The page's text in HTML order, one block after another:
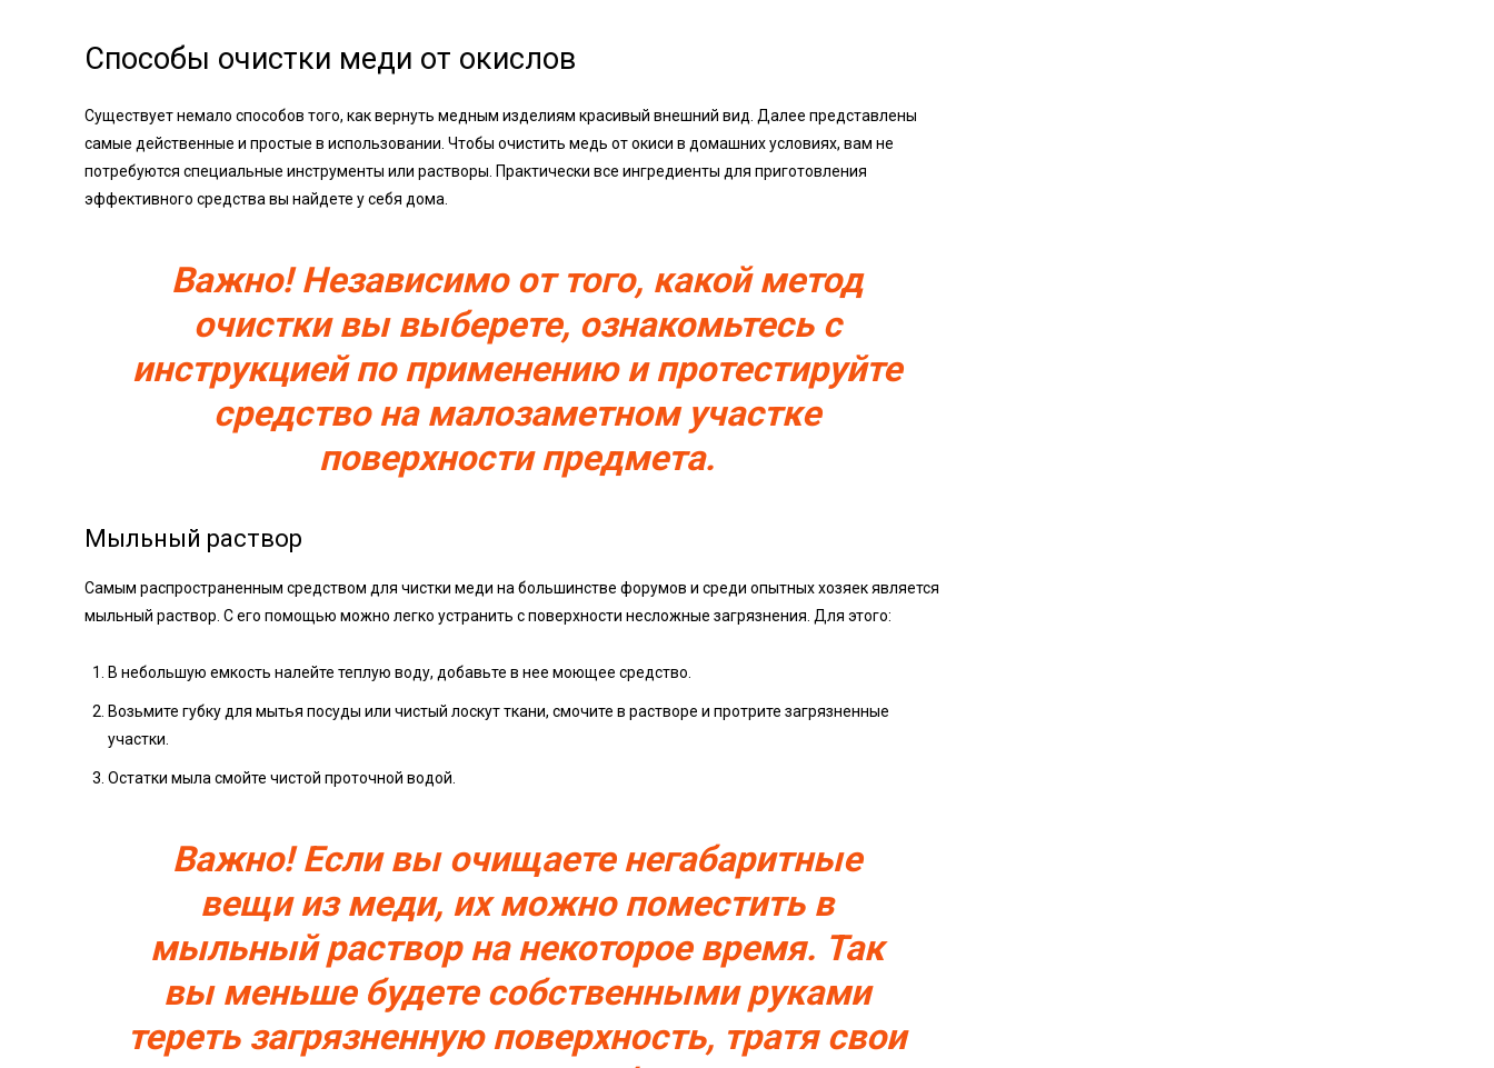
Способы очистки меди от окислов
Существует немало способов того, как вернуть медным изделиям красивый внешний вид. Далее представлены
самые действенные и простые в использовании. Чтобы очистить медь от окиси в домашних условиях, вам не
потребуются специальные инструменты или растворы. Практически все ингредиенты для приготовления
эффективного средства вы найдете у себя дома.
Важно! Независимо от того, какой метод
очистки вы выберете, ознакомьтесь с
инструкцией по применению и протестируйте
средство на малозаметном участке
поверхности предмета.
Мыльный раствор
Самым распространенным средством для чистки меди на большинстве форумов и среди опытных хозяек является
мыльный раствор. С его помощью можно легко устранить с поверхности несложные загрязнения. Для этого:
В небольшую емкость налейте теплую воду, добавьте в нее моющее средство.
Возьмите губку для мытья посуды или чистый лоскут ткани, смочите в растворе и протрите загрязненные
участки.
Остатки мыла смойте чистой проточной водой.
Важно! Если вы очищаете негабаритные
вещи из меди, их можно поместить в
мыльный раствор на некоторое время. Так
вы меньше будете собственными руками
тереть загрязненную поверхность, тратя свои